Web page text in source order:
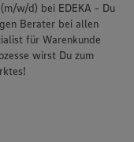
w/d) bei EDEKA - Du
Berater bei allen
für Warenkunde
wirst Du zum